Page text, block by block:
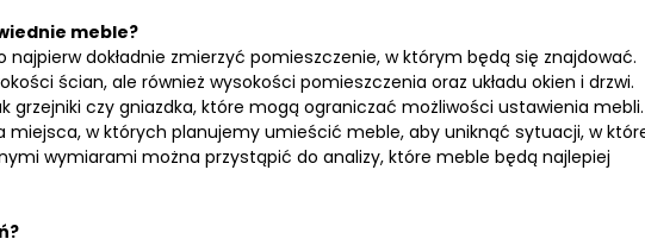
meble?
dokładnie zmierzyć pomieszczenie, w którym będą się znajdować.
ścian, ale również wysokości pomieszczenia oraz układu okien i drzwi.
grzejniki czy gniazdka, które mogą ograniczać możliwości ustawienia mebli.
miejsca, w których planujemy umieścić meble, aby uniknąć sytuacji, w
wymiarami można przystąpić do analizy, które meble będą najlepiej